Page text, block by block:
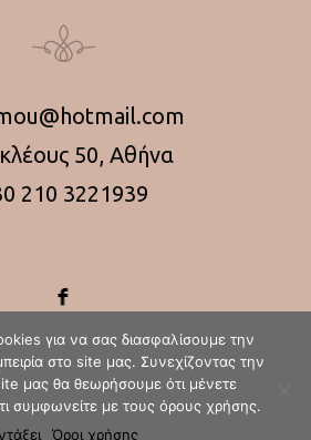
50, Αθήνα
210 3221939
για να σας διασφαλίσουμε την
στο site μας. Συνεχίζοντας την
μας θα θεωρήσουμε ότι μένετε
συμφωνείτε με τους όρους χρήσης.
Όροι χρήσης